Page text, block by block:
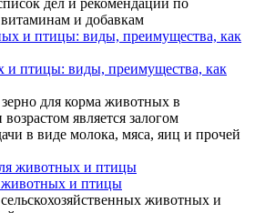
дел и рекомендации по
и добавкам
и птицы: виды, преимущества, как
для корма животных в
является залогом
в виде молока, мяса, яиц и прочей
животных и птицы
животных и